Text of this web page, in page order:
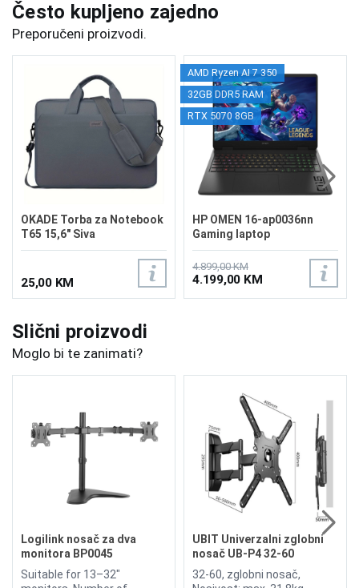
Često kupljeno zajedno
Preporučeni proizvodi.
OKADE Torba za Notebook
T65 15,6" Siva
25,00 KM
AMD Ryzen AI 7 350
32GB DDR5 RAM
RTX 5070 8GB
HP OMEN 16-ap0036nn
Gaming laptop
BY0B5EA/32GB
4.899,00 KM
4.199,00 KM
Slični proizvodi
Moglo bi te zanimati?
Logilink nosač za dva
monitora BP0045
Suitable for 13–32"
UBIT Univerzalni zglobni
nosač UB-P4 32-60
32-60, zglobni nosač,